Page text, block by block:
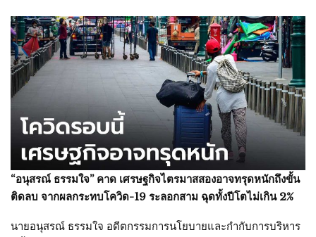
“อนุสรณ์ ธรรมใจ” คาด เศรษฐกิจไตรมาสสองอาจทรุดหนักถึงขั้น
ติดลบ จากผลกระทบโควิด-19 ระลอกสาม ฉุดทั้งปีโตไม่เกิน 2%
นายอนุสรณ์ ธรรมใจ อดีตกรรมการนโยบายและกำกับการบริหาร